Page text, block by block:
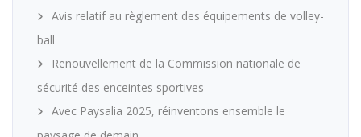
Avis relatif au règlement des équipements de volley-
ball
Renouvellement de la Commission nationale de
sécurité des enceintes sportives
Avec Paysalia 2025, réinventons ensemble le